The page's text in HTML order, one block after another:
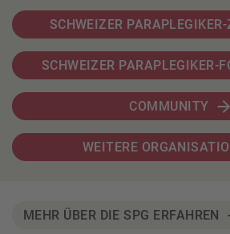
SCHWEIZER
SCHWEIZER PARAPLEGIKER-
COMMUNITY
WEITERE
MEHR ÜBER DIE SPG ERFAHREN